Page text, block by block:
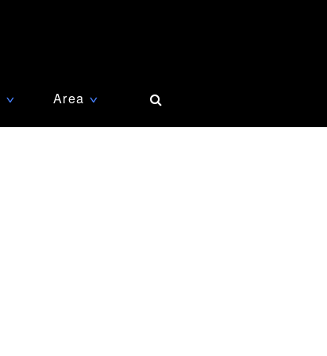
∨ Area ∨